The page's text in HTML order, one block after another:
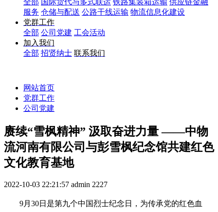
全部 国际货代与多式联运 铁路集装箱运输 供应链金融
服务 仓储与配送 公路干线运输 物流信息化建设
党群工作
全部 公司党建 工会活动
加入我们
全部 招贤纳士 联系我们
网站首页
党群工作
公司党建
赓续“雪枫精神” 汲取奋进力量 ——中物
流河南有限公司与彭雪枫纪念馆共建红色
文化教育基地
2022-10-03 22:21:57 admin 2227
9月30日是第九个中国烈士纪念日，为传承党的红色血